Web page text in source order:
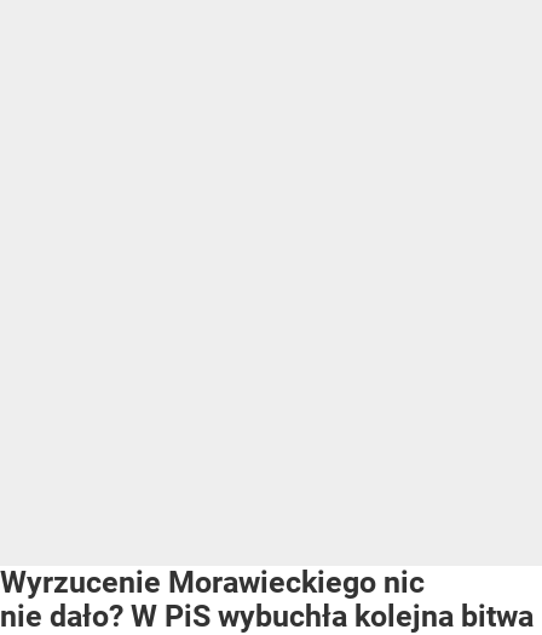
Wyrzucenie Morawieckiego nic
nie dało? W PiS wybuchła kolejna bitwa